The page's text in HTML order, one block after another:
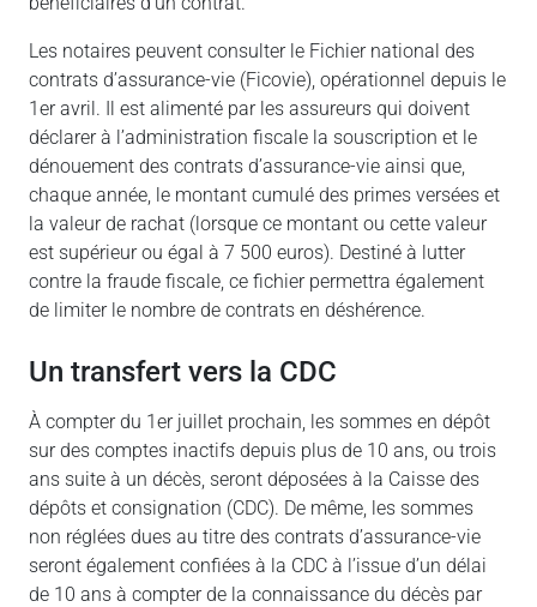
Les notaires peuvent consulter le Fichier national des
contrats d’assurance-vie (Ficovie), opérationnel depuis le
1er avril. Il est alimenté par les assureurs qui doivent
déclarer à l’administration fiscale la souscription et le
dénouement des contrats d’assurance-vie ainsi que,
chaque année, le montant cumulé des primes versées et
la valeur de rachat (lorsque ce montant ou cette valeur
est supérieur ou égal à 7 500 euros). Destiné à lutter
contre la fraude fiscale, ce fichier permettra également
de limiter le nombre de contrats en déshérence.
Un transfert vers la CDC
À compter du 1er juillet prochain, les sommes en dépôt
sur des comptes inactifs depuis plus de 10 ans, ou trois
ans suite à un décès, seront déposées à la Caisse des
dépôts et consignation (CDC). De même, les sommes
non réglées dues au titre des contrats d’assurance-vie
seront également confiées à la CDC à l’issue d’un délai
de 10 ans à compter de la connaissance du décès par